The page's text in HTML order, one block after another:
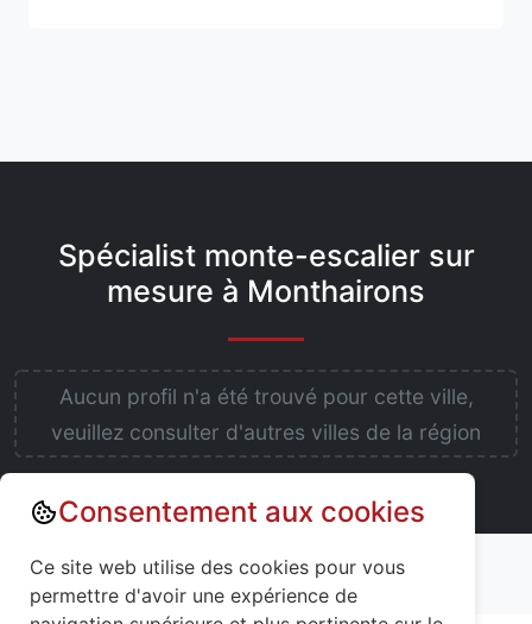
Spécialist monte-escalier sur
mesure à Monthairons
Aucun profil n'a été trouvé pour cette ville,
veuillez consulter d'autres villes de la région
Annuaire : Monte escalier
Meuse (55)
Monthairons (55320)
Consentement aux cookies
Ce site web utilise des cookies pour vous
permettre d'avoir une expérience de